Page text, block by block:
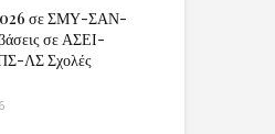
σε ΣΜΥ-ΣΑΝ-
σε ΑΣΕΙ-
ΛΣ Σχολές